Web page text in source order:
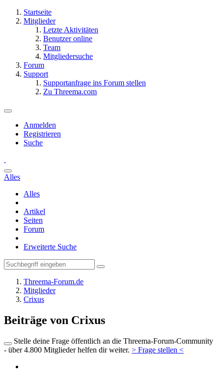
Startseite
Mitglieder
Letzte Aktivitäten
Benutzer online
Team
Mitgliedersuche
Forum
Support
Supportanfrage ins Forum stellen
Zu Threema.com
Anmelden
Registrieren
Suche
Alles
Alles
Artikel
Seiten
Forum
Erweiterte Suche
Threema-Forum.de
Mitglieder
Crixus
Beiträge von Crixus
Stelle deine Frage öffentlich an die Threema-Forum-Community
- über 4.800 Mitglieder helfen dir weiter. > Frage stellen <